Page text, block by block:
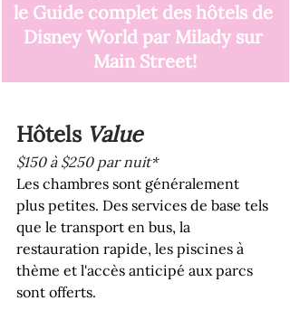
le Guide complet des hôtels de
Disney World par Milady sur
Main Street!
Hôtels Value
$150 à $250 par nuit*
Les chambres sont généralement
plus petites. Des services de base tels
que le transport en bus, la
restauration rapide, les piscines à
thème et l'accès anticipé aux parcs
sont offerts.